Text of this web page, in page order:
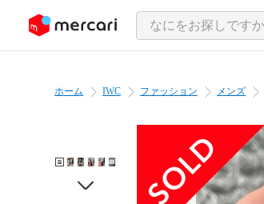
ツにスキップ
ホーム IWC ファッション メンズ